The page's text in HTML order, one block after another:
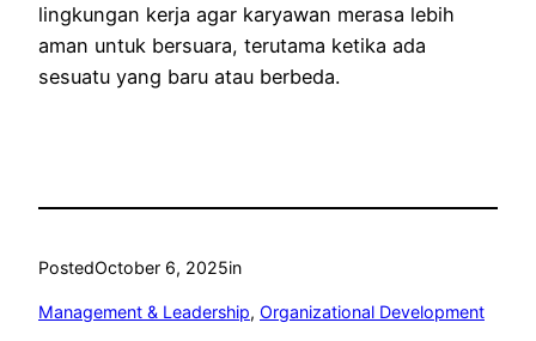
lingkungan kerja agar karyawan merasa lebih
aman untuk bersuara, terutama ketika ada
sesuatu yang baru atau berbeda.
PostedOctober 6, 2025in
Management & Leadership, Organizational Development